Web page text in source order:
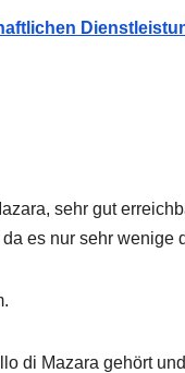
sehr gut
es nur sehr wenige
di Mazara gehört